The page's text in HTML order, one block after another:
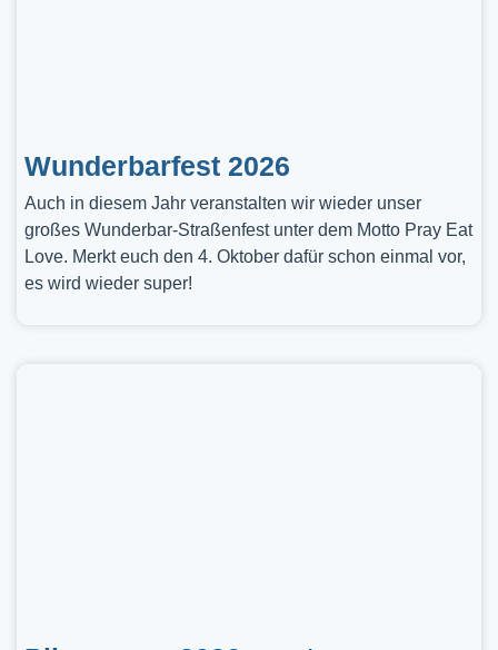
Wunderbarfest 2026
Auch in diesem Jahr veranstalten wir wieder unser
großes Wunderbar-Straßenfest unter dem Motto Pray Eat
Love. Merkt euch den 4. Oktober dafür schon einmal vor,
es wird wieder super!